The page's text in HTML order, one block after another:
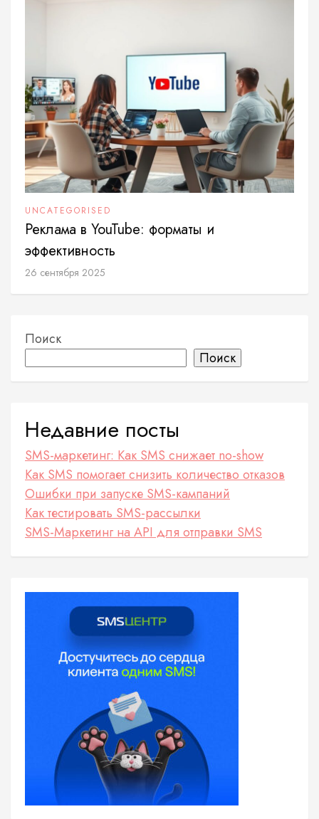
UNCATEGORISED
Реклама в YouTube: форматы и
эффективность
26 сентября 2025
Поиск
Поиск
Недавние посты
SMS-маркетинг: Как SMS снижает no-show
Как SMS помогает снизить количество отказов
Ошибки при запуске SMS-кампаний
Как тестировать SMS-рассылки
SMS-Маркетинг на API для отправки SMS